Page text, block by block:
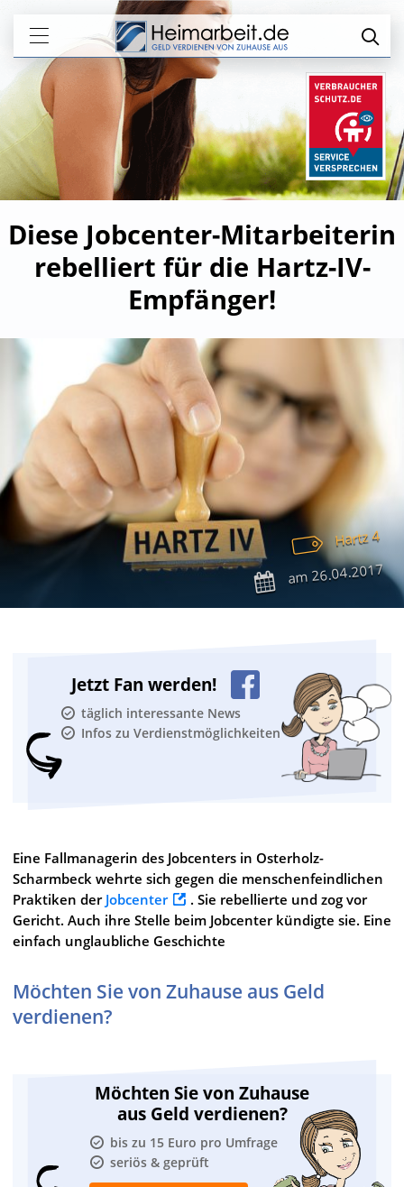
Diese Jobcenter-Mitarbeiterin
rebelliert für die Hartz-IV-
Empfänger!
Hartz 4
am26.04.2017
Jetzt Fan werden!
täglich interessante News
Infos zu Verdienstmöglichkeiten
Eine Fallmanagerin des Jobcenters in Osterholz-
Scharmbeck wehrte sich gegen die menschenfeindlichen
Praktiken der Jobcenter
. Sie rebellierte und zog vor
Gericht. Auch ihre Stelle beim Jobcenter kündigte sie. Eine
einfach unglaubliche Geschichte
Möchten Sie von Zuhause aus Geld
verdienen?
Möchten Sie von Zuhause
aus Geld verdienen?
bis zu 15 Euro pro Umfrage
seriös & geprüft